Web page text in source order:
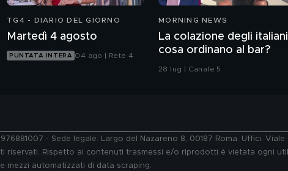
TG4 - DIARIO DEL GIORNO
Martedì 4 agosto
PUNTATA INTERA 04 ago | Rete 4
MORNING NEWS
La colazione degli
cosa ordinano al bar?
28 lug | Canale 5
- Sede legale: Largo del Nazareno 8, 00187 Roma. Uffici:
riservati. Rispetto ai contenuti trasmessi e/o riprodotti è vietata ogni
mezzi automatizzati di data scraping.